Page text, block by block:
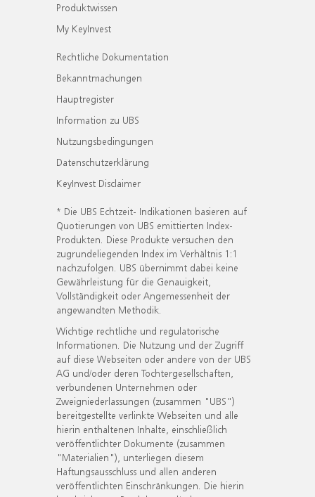
Produktwissen
My KeyInvest
Rechtliche Dokumentation
Bekanntmachungen
Hauptregister
Information zu UBS
Nutzungsbedingungen
Datenschutzerklärung
KeyInvest Disclaimer
* Die UBS Echtzeit- Indikationen basieren auf
Quotierungen von UBS emittierten Index-
Produkten. Diese Produkte versuchen den
zugrundeliegenden Index im Verhältnis 1:1
nachzufolgen. UBS übernimmt dabei keine
Gewährleistung für die Genauigkeit,
Vollständigkeit oder Angemessenheit der
angewandten Methodik.
Wichtige rechtliche und regulatorische
Informationen. Die Nutzung und der Zugriff
auf diese Webseiten oder andere von der UBS
AG und/oder deren Tochtergesellschaften,
verbundenen Unternehmen oder
Zweigniederlassungen (zusammen "UBS")
bereitgestellte verlinkte Webseiten und alle
hierin enthaltenen Inhalte, einschließlich
veröffentlichter Dokumente (zusammen
"Materialien"), unterliegen diesem
Haftungsausschluss und allen anderen
veröffentlichten Einschränkungen. Die hierin